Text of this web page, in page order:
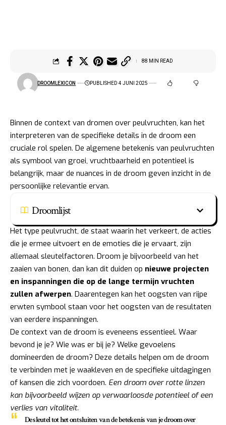
DROOMLEXICON PUBLISHED 4 JUNI 2025
88 MIN READ
Binnen de context van dromen over peulvruchten, kan het
interpreteren van de specifieke details in de droom een
cruciale rol spelen. De algemene betekenis van peulvruchten
als symbool van groei, vruchtbaarheid en potentieel is
belangrijk, maar de nuances in de droom geven inzicht in de
persoonlijke relevantie ervan.
Droomlijst
Het type peulvrucht, de staat waarin het verkeert, de acties
die je ermee uitvoert en de emoties die je ervaart, zijn
allemaal sleutelfactoren. Droom je bijvoorbeeld van het
zaaien van bonen, dan kan dit duiden op nieuwe projecten
en inspanningen die op de lange termijn vruchten
zullen afwerpen. Daarentegen kan het oogsten van rijpe
erwten symbool staan voor het oogsten van de resultaten
van eerdere inspanningen.
De context van de droom is eveneens essentieel. Waar
bevond je je? Wie was er bij je? Welke gevoelens
domineerden de droom? Deze details helpen om de droom
te verbinden met je waakleven en de specifieke uitdagingen
of kansen die zich voordoen. Een droom over rotte linzen
kan bijvoorbeeld wijzen op verwaarloosde potentieel of een
verlies van vitaliteit.
De sleutel tot het ontsluiten van de betekenis van je droom over